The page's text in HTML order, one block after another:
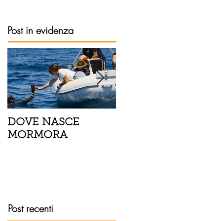
Post in evidenza
DOVE NASCE
MORMORA
Post recenti